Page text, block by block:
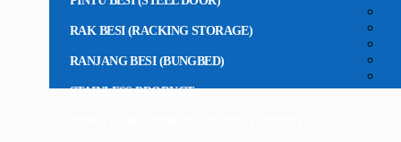
RAK BESI (RACKING STORAGE)
RANJANG BESI (BUNGBED)
STAINLESS PRODUCT